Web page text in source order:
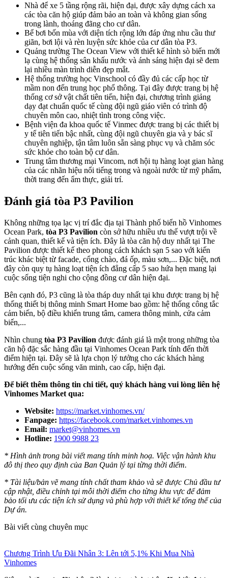
Nhà để xe 5 tầng rộng rãi, hiện đại, được xây dựng cách xa
các tòa căn hộ giúp đảm bảo an toàn và không gian sống
trong lành, thoáng đãng cho cư dân.
Bể bơi bốn mùa với diện tích rộng lớn đáp ứng nhu cầu thư
giãn, bơi lội và rèn luyện sức khỏe của cư dân tòa P3.
Quảng trường The Ocean View với thiết kế hình sò biển mới
lạ cùng hệ thống sân khấu nước và ánh sáng hiện đại sẽ đem
lại nhiều màn trình diễn đẹp mắt.
Hệ thống trường học Vinschool có đầy đủ các cấp học từ
mầm non đến trung học phổ thông. Tại đây được trang bị hệ
thống cơ sở vật chất tiên tiến, hiện đại, chương trình giảng
dạy đạt chuẩn quốc tế cùng đội ngũ giáo viên có trình độ
chuyên môn cao, nhiệt tình trong công việc.
Bệnh viện đa khoa quốc tế Vinmec được trang bị các thiết bị
y tế tiên tiến bậc nhất, cùng đội ngũ chuyên gia và y bác sĩ
chuyên nghiệp, tận tâm luôn sẵn sàng phục vụ và chăm sóc
sức khỏe cho toàn bộ cư dân.
Trung tâm thương mại Vincom, nơi hội tụ hàng loạt gian hàng
của các nhãn hiệu nổi tiếng trong và ngoài nước từ mỹ phẩm,
thời trang đến ẩm thực, giải trí.
Đánh giá tòa P3 Pavilion
Không những tọa lạc vị trí đắc địa tại Thành phố biển hồ Vinhomes
Ocean Park, tòa P3 Pavilion còn sở hữu nhiều ưu thế vượt trội về
cảnh quan, thiết kế và tiện ích. Đây là tòa căn hộ duy nhất tại The
Pavilion được thiết kế theo phong cách khách sạn 5 sao với kiến
trúc khác biệt từ facade, cổng chào, đá ốp, màu sơn,... Đặc biệt, nơi
đây còn quy tụ hàng loạt tiện ích đẳng cấp 5 sao hứa hẹn mang lại
cuộc sống tiện nghi cho cộng đồng cư dân hiện đại.
Bên cạnh đó, P3 cũng là tòa tháp duy nhất tại khu được trang bị hệ
thống thiết bị thông minh Smart Home bao gồm: hệ thống công tắc
cảm biến, bộ điều khiển trung tâm, camera thông minh, cửa cảm
biến,...
Nhìn chung tòa P3 Pavilion được đánh giá là một trong những tòa
căn hộ đặc sắc hàng đầu tại Vinhomes Ocean Park tính đến thời
điểm hiện tại. Đây sẽ là lựa chọn lý tưởng cho các khách hàng
hướng đến cuộc sống văn minh, cao cấp, hiện đại.
Để biết thêm thông tin chi tiết, quý khách hàng vui lòng liên hệ
Vinhomes Market qua:
Website: https://market.vinhomes.vn/
Fanpage: https://facebook.com/market.vinhomes.vn
Email: market@vinhomes.vn
Hotline: 1900 9988 23
* Hình ảnh trong bài viết mang tính minh hoạ. Việc vận hành khu
đô thị theo quy định của Ban Quản lý tại từng thời điểm.
* Tài liệu/bản vẽ mang tính chất tham khảo và sẽ được Chủ đầu tư
cập nhật, điều chỉnh tại mỗi thời điểm cho từng khu vực để đảm
bảo tối ưu các tiện ích sử dụng và phù hợp với thiết kế tổng thể của
Dự án.
Bài viết cùng chuyên mục
Chương Trình Ưu Đãi Nhân 3: Lên tới 5,1% Khi Mua Nhà
Vinhomes